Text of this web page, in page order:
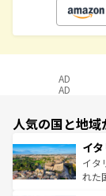
AD
AD
人気の国と地域
イ
イタ
れた